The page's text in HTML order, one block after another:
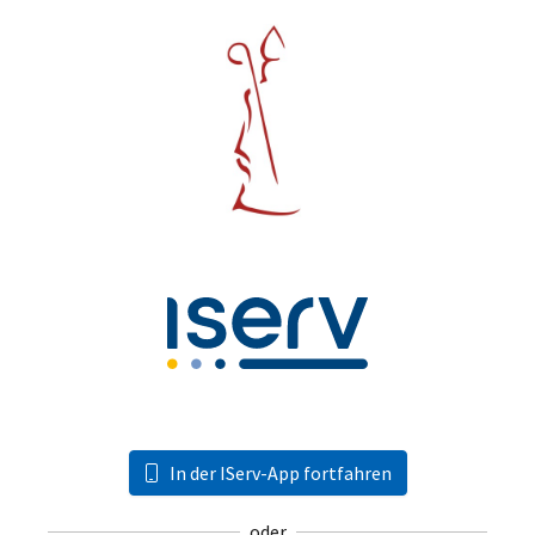
In der IServ-App fortfahren